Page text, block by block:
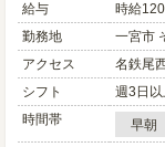
給与
時給
勤務地
一宮市
アクセス
名鉄尾
シフト
週3日
時間帯
早朝